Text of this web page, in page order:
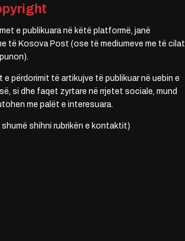
e publikuara në këtë platformë, janë
të Kosova Post (ose të mediumeve me të cilat
e përdorimit të artikujve të publikuar në uebin e
si dhe faqet zyrtare në rrjetet sociale, mund
me palët e interesuara.
shumë shihni rubrikën e kontaktit)